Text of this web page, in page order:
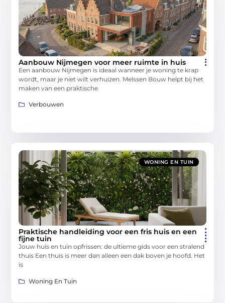
Aanbouw Nijmegen voor meer ruimte in huis
Een aanbouw Nijmegen is ideaal wanneer je woning te krap
wordt, maar je niet wilt verhuizen. Melssen Bouw helpt bij het
maken van een praktische
Verbouwen
WONING EN TUIN
Praktische handleiding voor een fris huis en een
fijne tuin
Jouw huis en tuin opfrissen: de ultieme gids voor een stralend
thuis Een thuis is meer dan alleen een dak boven je hoofd. Het
is
Woning En Tuin